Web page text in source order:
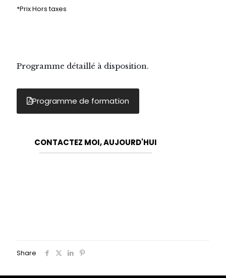
*Prix Hors taxes
Programme détaillé à disposition.
Programme de formation
CONTACTEZ MOI, AUJOURD'HUI
Share